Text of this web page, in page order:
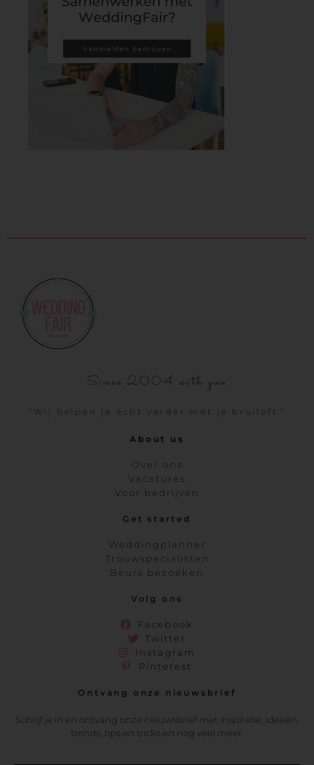
Since 2004 with you
"Wij helpen je echt verder met je bruiloft."
About us
Over ons
Vacatures
Voor bedrijven
Get started
Weddingplanner
Trouwspecialisten
Beurs bezoeken
Volg ons
Facebook
Twitter
Instagram
Pinterest
Ontvang onze nieuwsbrief
Schrijf je in en ontvang onze nieuwsbrief met inspiratie, ideeën,
trends, tips en tricks en nog veel meer.